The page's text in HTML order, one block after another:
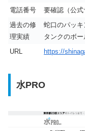
電話番号
要確認（公式
過去の修
理実績
蛇口のパッ
タンクのボ
URL
https://
水PRO